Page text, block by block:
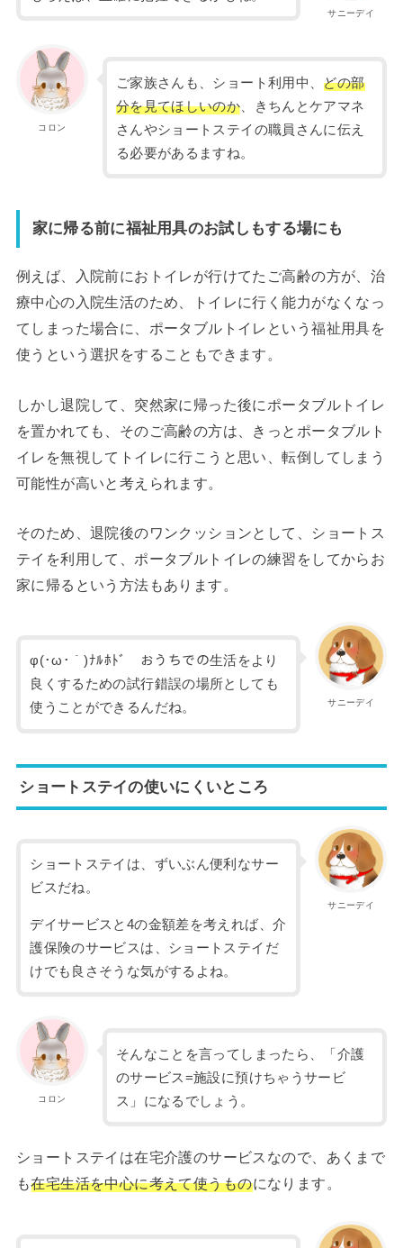
サニーデイ
コロン
ご家族さんも、ショート利用中、 どの部
分を見てほしいのか 、きちんとケアマネ
さんやショートステイの職員さんに伝え
る必要があるますね。
家に帰る前に福祉用具のお試しもする場にも
例えば、入院前におトイレが行けてたご高齢の方が、治
療中心の入院生活のため、トイレに行く能力がなくなっ
てしまった場合に、ポータブルトイレという福祉用具を
使うという選択をすることもできます。
しかし退院して、突然家に帰った後にポータブルトイレ
を置かれても、そのご高齢の方は、きっとポータブルト
イレを無視してトイレに行こうと思い、転倒してしまう
可能性が高いと考えられます。
そのため、退院後のワンクッションとして、ショートス
テイを利用して、ポータブルトイレの練習をしてからお
家に帰るという方法もあります。
サニーデイ
φ(･ω･｀)ﾅﾙﾎﾄﾞ おうちでの生活をより
良くするための試行錯誤の場所としても
使うことができるんだね。
ショートステイの使いにくいところ
サニーデイ
ショートステイは、ずいぶん便利なサー
ビスだね。
デイサービスと4の金額差を考えれば、介
護保険のサービスは、ショートステイだ
けでも良さそうな気がするよね。
コロン
そんなことを言ってしまったら、「介護
のサービス=施設に預けちゃうサービ
ス」になるでしょう。
ショートステイは在宅介護のサービスなので、あくまで
も在宅生活を中心に考えて使うものになります。